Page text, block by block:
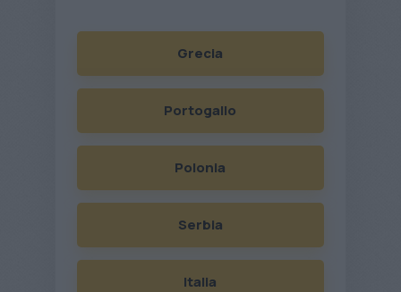
Grecia
Portogallo
Polonia
Serbia
Italia